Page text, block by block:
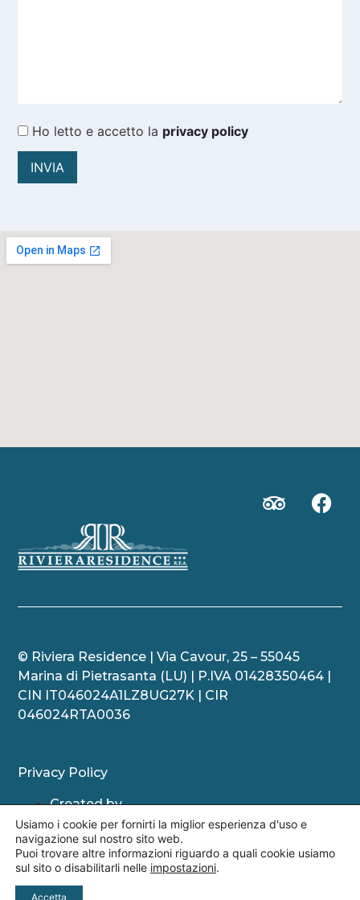
Ho letto e accetto la privacy policy
© Riviera Residence | Via Cavour, 25 – 55045
Marina di Pietrasanta (LU) | P.IVA 01428350464
CIN IT046024A1LZ8UG27K | CIR
046024RTA0036
Created by
Spring Marketing
Privacy Policy
Usiamo i cookie per fornirti la miglior esperienza d'uso e
navigazione sul nostro sito web.
Puoi trovare altre informazioni riguardo a quali cookie usiamo
sul sito o disabilitarli nelle impostazioni.
Accetta